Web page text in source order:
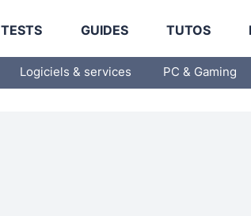
TESTS GUIDES TUTOS
Logiciels & services PC & Gaming